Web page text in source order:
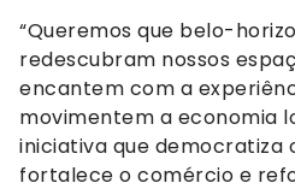
“Queremos que belo-
redescubram nossos
encantem com a
movimentem a economia
iniciativa que democratiza
fortalece o comércio e